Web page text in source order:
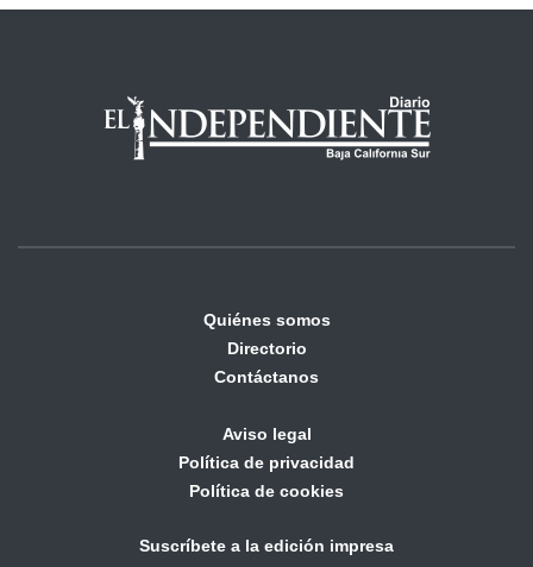
Quiénes somos
Directorio
Contáctanos
Aviso legal
Política de privacidad
Política de cookies
Suscríbete a la edición impresa